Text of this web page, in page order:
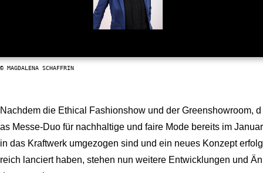
© MAGDALENA SCHAFFRIN
Nachdem die Ethical Fashionshow und der Greenshowroom, d
as Messe-Duo für nachhaltige und faire Mode bereits im Januar
in das Kraftwerk umgezogen sind und ein neues Konzept erfolg
reich lanciert haben, stehen nun weitere Entwicklungen und Än